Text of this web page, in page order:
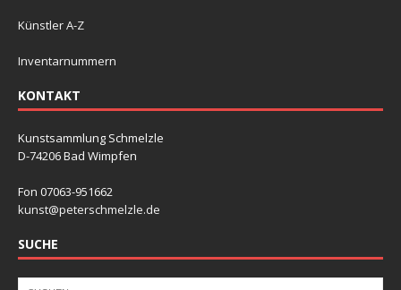
Künstler A-Z
Inventarnummern
KONTAKT
Kunstsammlung Schmelzle
D-74206 Bad Wimpfen
Fon 07063-951662
kunst@peterschmelzle.de
SUCHE